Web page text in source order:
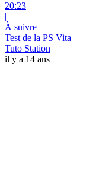
20:23
|
À suivre
Test de la PS Vita
Tuto Station
il y a 14 ans